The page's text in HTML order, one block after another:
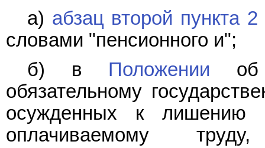
а) абзац второй пункта 2
словами "пенсионного и";
б) в Положении об
обязательному
осужденных к лишению
оплачиваемому